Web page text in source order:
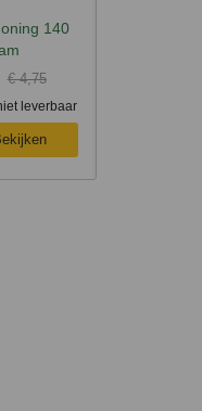
140
€ 4,75
leverbaar